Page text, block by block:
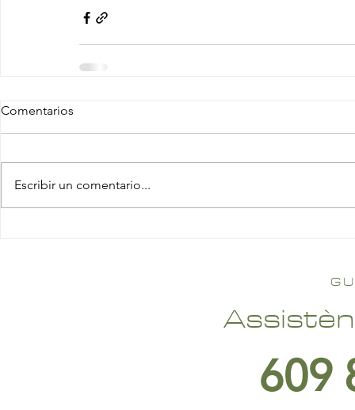
Comentarios
Escribir un comentario...
609